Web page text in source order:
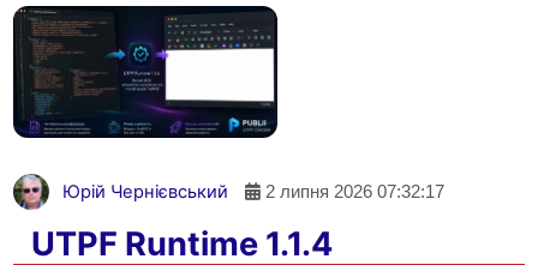
Юрій Чернієвський 2 липня 2026 07:32:17
UTPF Runtime 1.1.4
Теги
Інструменти
Про сайт
🌐 UK